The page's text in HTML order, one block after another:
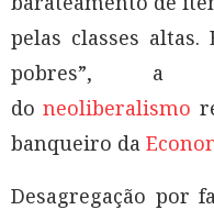
pelas classes altas.
pobres”, a
doneoliberalismo
banqueiro da
Desagregação por